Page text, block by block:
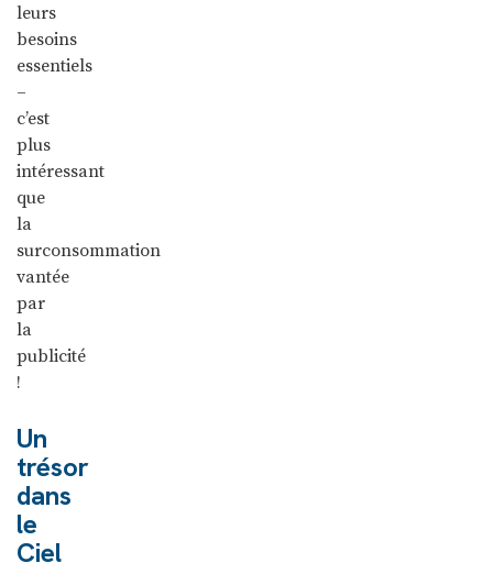
leurs
besoins
essentiels
–
c’est
plus
intéressant
que
la
surconsommation
vantée
par
la
publicité
!
Un
trésor
dans
le
Ciel